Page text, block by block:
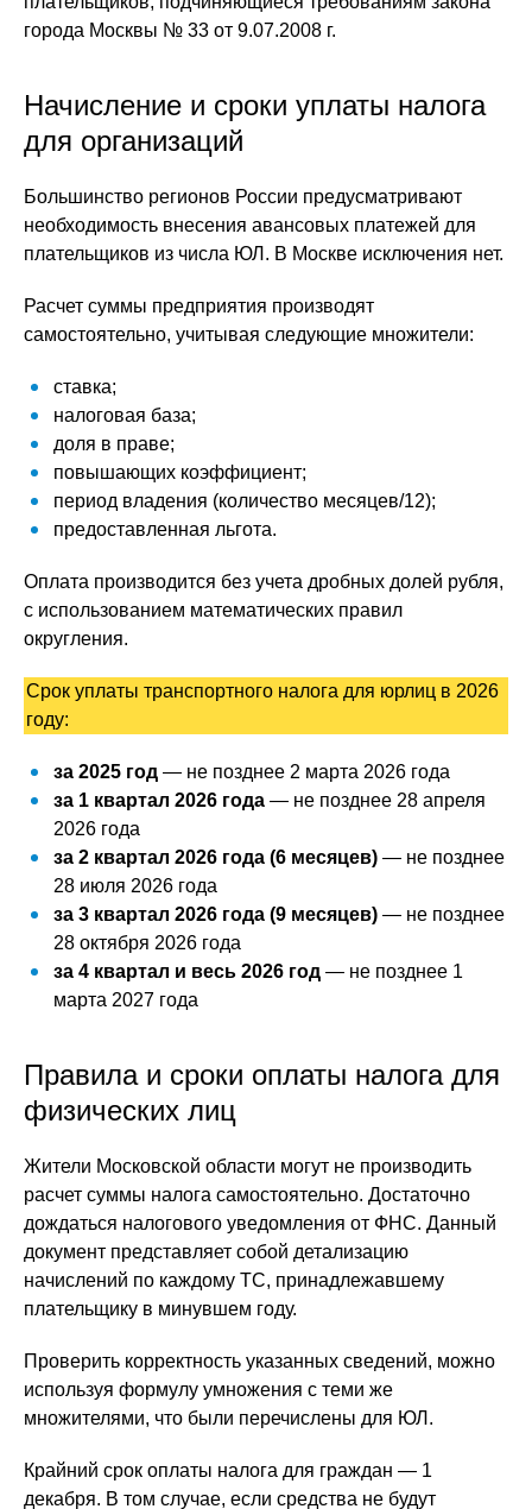
города Москвы № 33 от 9.07.2008 г.
Начисление и сроки уплаты налога
для организаций
Большинство регионов России предусматривают
необходимость внесения авансовых платежей для
плательщиков из числа ЮЛ. В Москве исключения нет.
Расчет суммы предприятия производят
самостоятельно, учитывая следующие множители:
ставка;
налоговая база;
доля в праве;
повышающих коэффициент;
период владения (количество месяцев/12);
предоставленная льгота.
Оплата производится без учета дробных долей рубля,
с использованием математических правил
округления.
Срок уплаты транспортного налога для юрлиц в 2026
году:
за 2025 год — не позднее 2 марта 2026 года
за 1 квартал 2026 года — не позднее 28 апреля
2026 года
за 2 квартал 2026 года (6 месяцев) — не позднее
28 июля 2026 года
за 3 квартал 2026 года (9 месяцев) — не позднее
28 октября 2026 года
за 4 квартал и весь 2026 год — не позднее 1
марта 2027 года
Правила и сроки оплаты налога для
физических лиц
Жители Московской области могут не производить
расчет суммы налога самостоятельно. Достаточно
дождаться налогового уведомления от ФНС. Данный
документ представляет собой детализацию
начислений по каждому ТС, принадлежавшему
плательщику в минувшем году.
Проверить корректность указанных сведений, можно
используя формулу умножения с теми же
множителями, что были перечислены для ЮЛ.
Крайний срок оплаты налога для граждан — 1
декабря. В том случае, если средства не будут